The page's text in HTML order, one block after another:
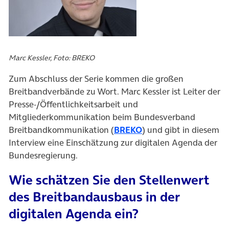
Marc Kessler, Foto: BREKO
Zum Abschluss der Serie kommen die großen
Breitbandverbände zu Wort. Marc Kessler ist Leiter der
Presse-/Öffentlichkeitsarbeit und
Mitgliederkommunikation beim Bundesverband
Breitbandkommunikation (BREKO) und gibt in diesem
Interview eine Einschätzung zur digitalen Agenda der
Bundesregierung.
Wie schätzen Sie den Stellenwert
des Breitbandausbaus in der
digitalen Agenda ein?